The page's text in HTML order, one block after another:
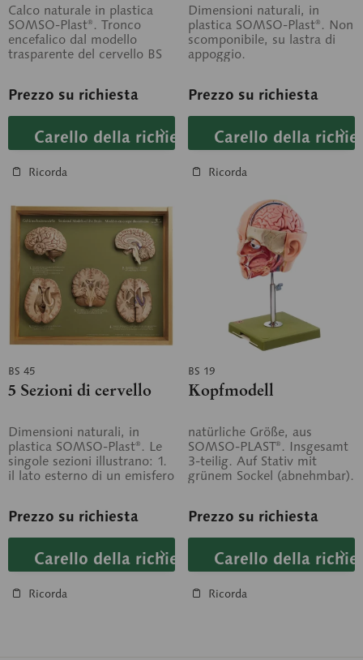
Calco naturale in plastica
SOMSO-Plast®. Tronco
encefalico dal modello
trasparente del cervello BS
Prezzo su richiesta
Carello della richiesta
Ricorda
Dimensioni naturali, in
plastica SOMSO-Plast®. Non
scomponibile, su lastra di
appoggio.
Prezzo su richiesta
Carello della
Ricorda
BS 45
5 Sezioni di cervello
Dimensioni naturali, in
plastica SOMSO-Plast®. Le
singole sezioni illustrano: 1.
il lato esterno di un emisfero
Prezzo su richiesta
Carello della richiesta
Ricorda
BS 19
Kopfmodell
natürliche Größe, aus
SOMSO-PLAST®. Insgesamt
3-teilig. Auf Stativ mit
grünem Sockel (abnehmbar).
Prezzo su richiesta
Carello della
Ricorda